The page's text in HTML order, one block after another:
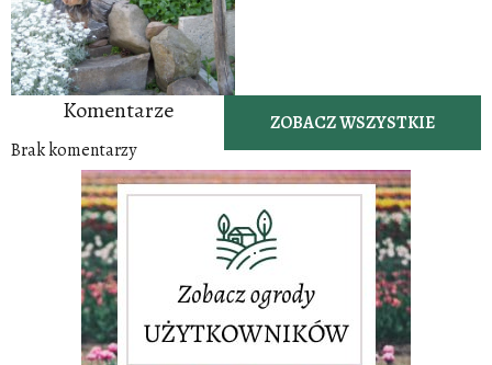
ZOBACZ WSZYSTKIE
Komentarze
Brak komentarzy